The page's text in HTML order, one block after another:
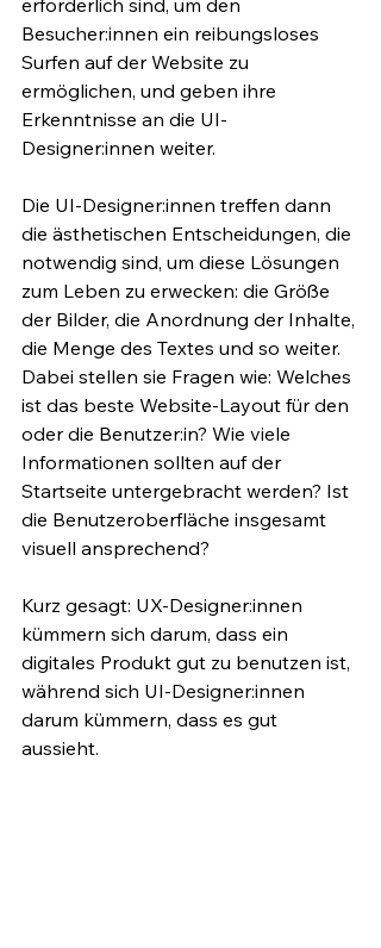
erforderlich sind, um den
Besucher:innen ein reibungsloses
Surfen auf der Website zu
ermöglichen, und geben ihre
Erkenntnisse an die UI-
Designer:innen weiter.
Die UI-Designer:innen treffen dann
die ästhetischen Entscheidungen, die
notwendig sind, um diese Lösungen
zum Leben zu erwecken: die Größe
der Bilder, die Anordnung der Inhalte,
die Menge des Textes und so weiter.
Dabei stellen sie Fragen wie: Welches
ist das beste Website-Layout für den
oder die Benutzer:in? Wie viele
Informationen sollten auf der
Startseite untergebracht werden? Ist
die Benutzeroberfläche insgesamt
visuell ansprechend?
Kurz gesagt: UX-Designer:innen
kümmern sich darum, dass ein
digitales Produkt gut zu benutzen ist,
während sich UI-Designer:innen
darum kümmern, dass es gut
aussieht.